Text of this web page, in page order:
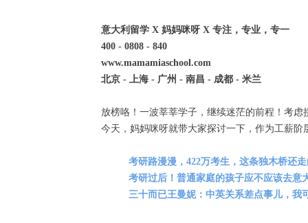
意大利留学 X 妈妈咪呀 X 专注，专业，专一
400 - 0808 - 840
www.mamamiaschool.com
北京 - 上海 - 广州 - 南昌 - 成都 - 米兰
放榜咯！一波莘莘学子，继续迷茫的前程！考
今天，妈妈咪呀就带大家探讨一下，作为工薪
考研路漫漫，422万考生，这条独木桥还
考研过后！普通家庭的孩子应不应该去意
三十而已王曼妮：中英关系差点事儿，我